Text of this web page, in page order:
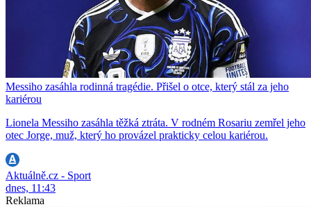
Messiho zasáhla rodinná tragédie. Přišel o otce, který stál za jeho
kariérou
Lionela Messiho zasáhla těžká ztráta. V rodném Rosariu zemřel jeho
otec Jorge, muž, který ho provázel prakticky celou kariérou.
Aktuálně.cz - Sport
dnes, 11:43
Reklama